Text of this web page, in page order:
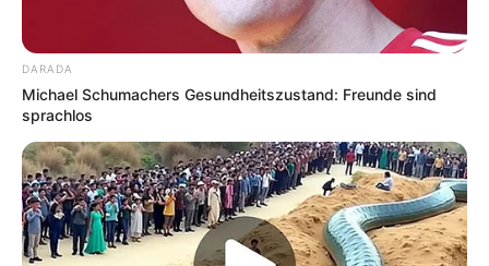
Veranstaltungstipps für den Wartburgkreis und die
Feste, Events und Veranstaltungen in Eisenach
,
inklusive
Benachbarte Kreise und Regionen:
Unstruk-Hainich-Kreis
Kreis Gotha
Kreis
DARADA
Michael Schumachers Gesundheitszustand: Freunde sind
sprachlos